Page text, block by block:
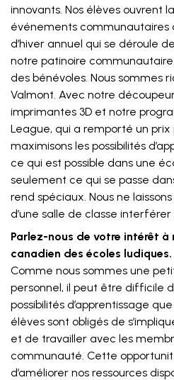
innovants. Nos élèves ouvrent
événements communautaires
d’hiver annuel qui se déroule
notre patinoire
des bénévoles. Nous sommes
Valmont. Avec notre
imprimantes 3D et notre
League, qui a remporté un prix
maximisons les possibilités
ce qui est possible dans une
seulement ce qui se passe
rend spéciaux. Nous ne
d’une salle de classe interférer
Parlez-nous de votre intérêt à
canadien des écoles ludiques.
Comme nous sommes une
personnel, il peut être difficile
possibilités d’apprentissage
élèves sont obligés de
et de travailler avec les
communauté. Cette
d’améliorer nos ressources